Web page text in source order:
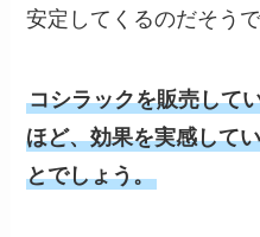
安定してくるのだそうで
コシラックを販売して
ほど、効果を実感して
とでしょう。